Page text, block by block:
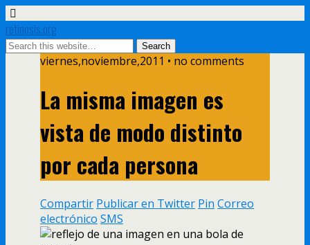
retinosis.org
viernes,noviembre,2011 • no comments
La misma imagen es
vista de modo distinto
por cada persona
Compartir Publicar en Twitter Pin Correo
electrónico SMS